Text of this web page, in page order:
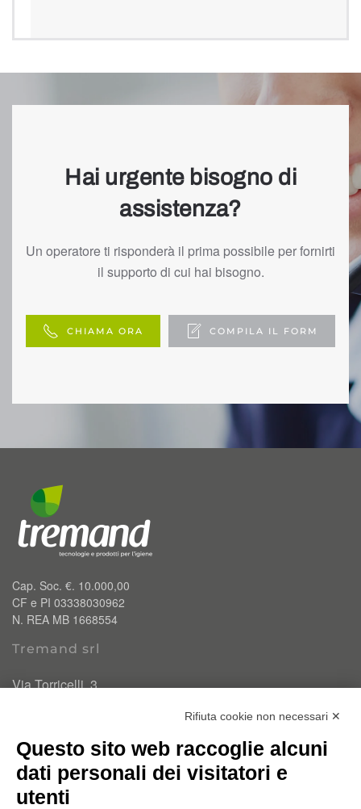
Hai urgente bisogno di
assistenza?
Un operatore ti risponderà il prima possibile per fornirti
il supporto di cui hai bisogno.
CHIAMA ORA COMPILA IL FORM
Cap. Soc. €. 10.000,00
CF e PI 03338030962
N. REA MB 1668554
Tremand srl
Via Torricelli, 3
info@tremand.it
Pec:amministrazione.tremandsrl@pec.it
Chi siamo
Rifiuta cookie non necessari ✕
Questo sito web raccoglie alcuni
dati personali dei visitatori e
utenti